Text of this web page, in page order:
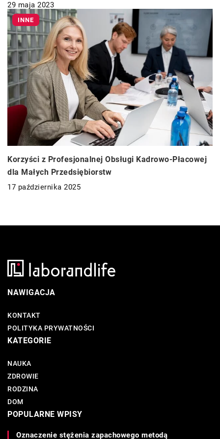
29 maja 2023
INNE
Korzyści z Profesjonalnej Obsługi Kadrowo-Płacowej
dla Małych Przedsiębiorstw
17 października 2025
NAWIGACJA
KONTAKT
POLITYKA PRYWATNOŚCI
KATEGORIE
NAUKA
ZDROWIE
RODZINA
DOM
POPULARNE WPISY
Oznaczenie stężenia zapachowego metodą